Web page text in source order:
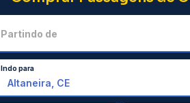
Partindo de
Indo para